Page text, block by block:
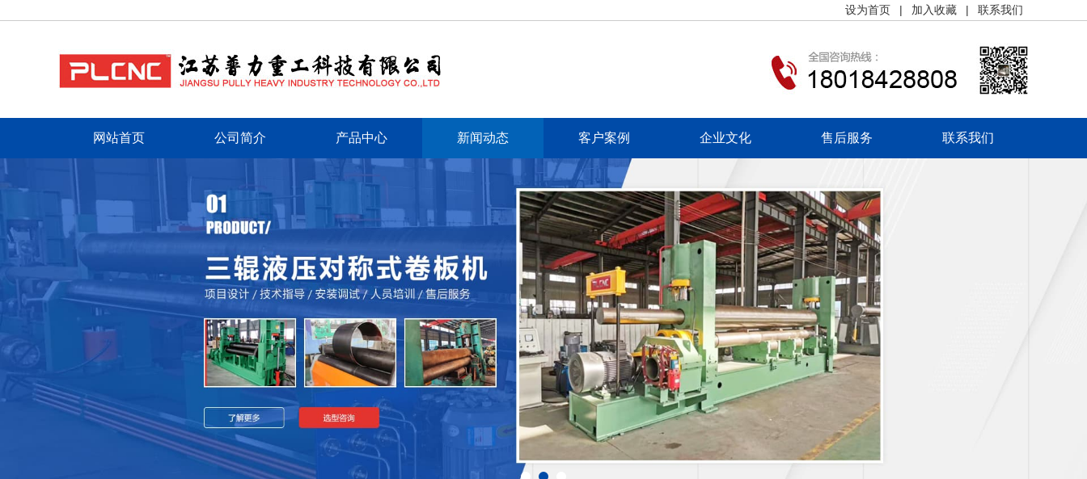
设为首页 | 加入收藏 | 联系我们
网站首页 公司简介 产品中心 新闻动态 客户案例 企业文化 售后服务 联系我们